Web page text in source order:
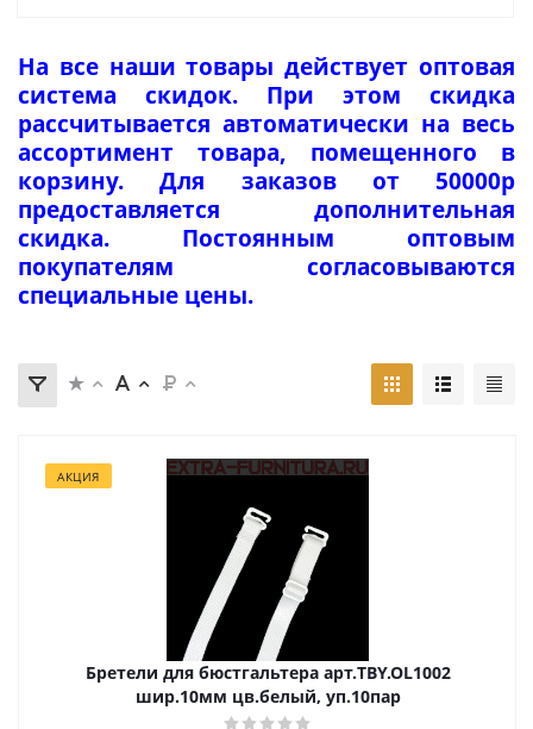
На все наши товары действует оптовая
система скидок. При этом скидка
рассчитывается автоматически на весь
ассортимент товара, помещенного в
корзину. Для заказов от 50000р
предоставляется дополнительная
скидка. Постоянным оптовым
покупателям согласовываются
специальные цены.
АКЦИЯ
Бретели для бюстгальтера арт.TBY.OL1002
шир.10мм цв.белый, уп.10пар